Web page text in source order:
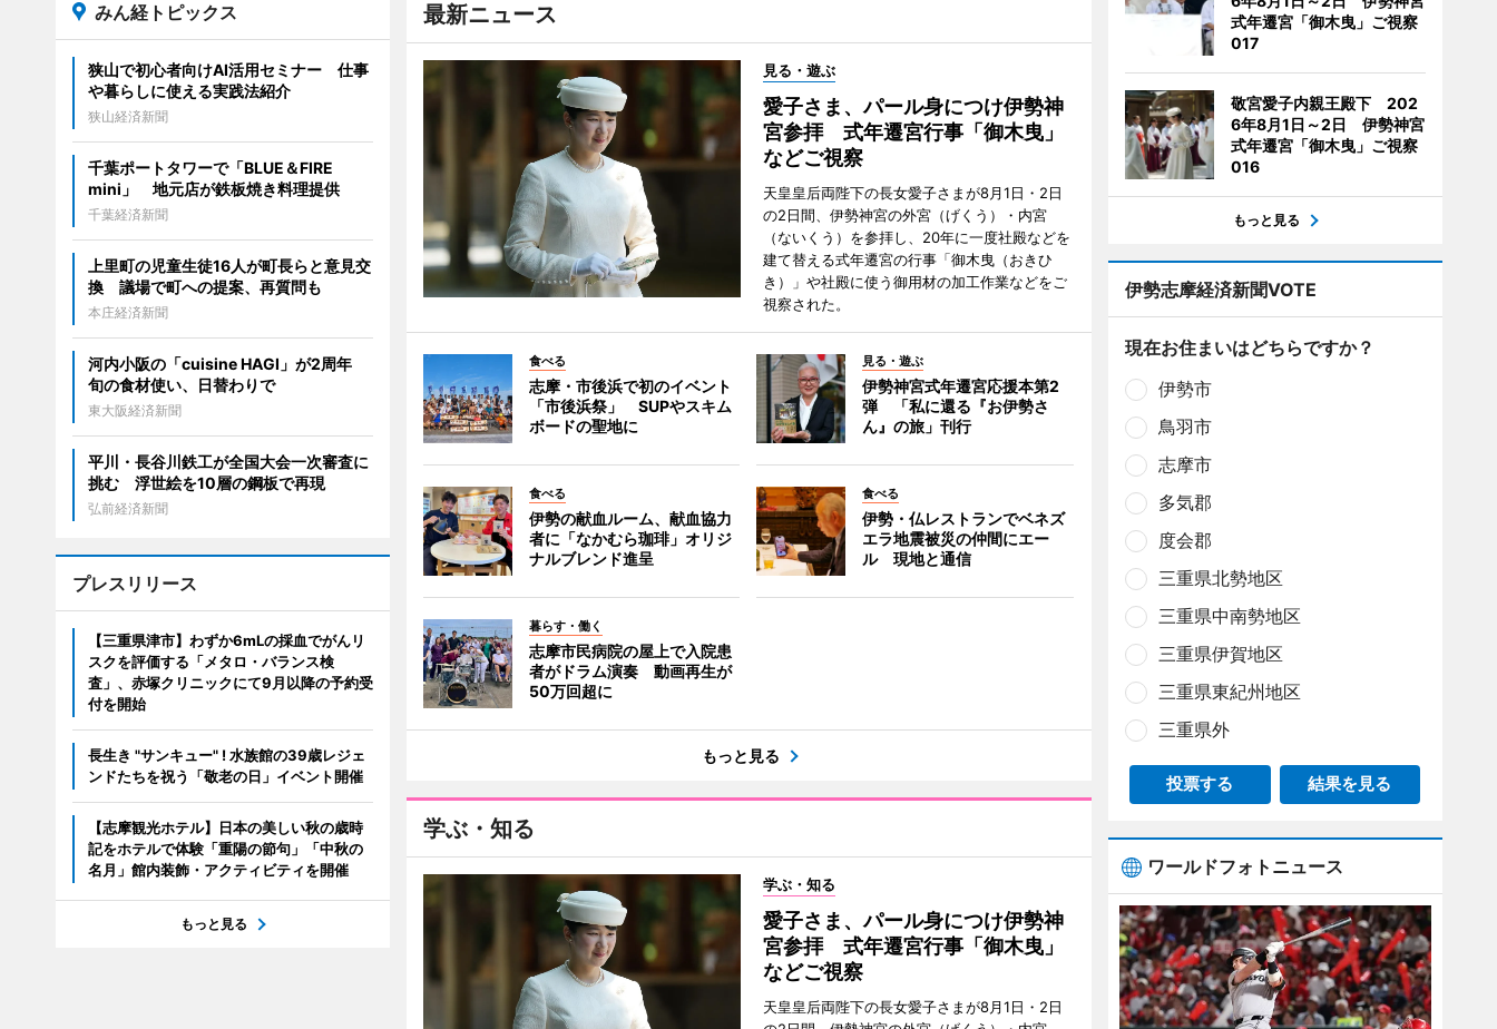
最新ニュース
見る・遊ぶ
愛子さま、パール身につけ伊勢神
宮参拝 式年遷宮行事「御木曳」
などご視察
天皇皇后両陛下の長女愛子さまが8月1日・2日
の2日間、伊勢神宮の外宮（げくう）・内宮
（ないくう）を参拝し、20年に一度社殿などを
建て替える式年遷宮の行事「御木曳（おきひ
き）」や社殿に使う御用材の加工作業などをご
視察された。
食べる
志摩・市後浜で初のイベント
「市後浜祭」 SUPやスキム
ボードの聖地に
見る・遊ぶ
伊勢神宮式年遷宮応援本第2
弾 「私に還る『お伊勢さ
ん』の旅」刊行
食べる
伊勢の献血ルーム、献血協力
者に「なかむら珈琲」オリジ
ナルブレンド進呈
食べる
伊勢・仏レストランでベネズ
エラ地震被災の仲間にエー
ル 現地と通信
暮らす・働く
志摩市民病院の屋上で入院患
者がドラム演奏 動画再生が
50万回超に
もっと見る
学ぶ・知る
学ぶ・知る
愛子さま、パール身につけ伊勢神
宮参拝 式年遷宮行事「御木曳」
などご視察
天皇皇后両陛下の長女愛子さまが8月1日・2日
みん経トピックス
狭山で初心者向けAI活用セミナー 仕事
や暮らしに使える実践法紹介
狭山経済新聞
千葉ポートタワーで「BLUE＆FIRE
mini」 地元店が鉄板焼き料理提供
千葉経済新聞
上里町の児童生徒16人が町長らと意見交
換 議場で町への提案、再質問も
本庄経済新聞
河内小阪の「cuisine HAGI」が2周年
旬の食材使い、日替わりで
東大阪経済新聞
平川・長谷川鉄工が全国大会一次審査に
挑む 浮世絵を10層の鋼板で再現
弘前経済新聞
プレスリリース
【三重県津市】わずか6mLの採血でがんリ
スクを評価する「メタロ・バランス検
査」、赤塚クリニックにて9月以降の予約受
付を開始
長生き "サンキュー" ! 水族館の39歳レジェ
ンドたちを祝う「敬老の日」イベント開催
【志摩観光ホテル】日本の美しい秋の歳時
記をホテルで体験「重陽の節句」「中秋の
名月」館内装飾・アクティビティを開催
もっと見る
式年遷宮「御木曳」ご視察
017
敬宮愛子内親王殿下 202
6年8月1日～2日 伊勢神宮
式年遷宮「御木曳」ご視察
016
もっと見る
伊勢志摩経済新聞VOTE
現在お住まいはどちらですか？
伊勢市
鳥羽市
志摩市
多気郡
度会郡
三重県北勢地区
三重県中南勢地区
三重県伊賀地区
三重県東紀州地区
三重県外
投票する 結果を見る
ワールドフォトニュース